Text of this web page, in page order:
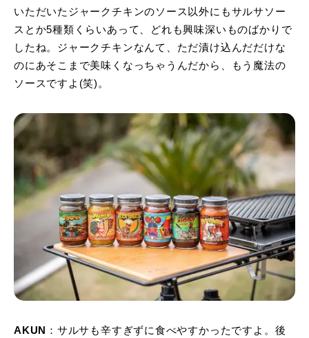
いただいたジャークチキンのソース以外にもサルサソー
スとか5種類くらいあって、どれも興味深いものばかりで
したね。ジャークチキンなんて、ただ漬け込んだだけな
のにあそこまで美味くなっちゃうんだから、もう魔法の
ソースですよ(笑)。
AKUN
：サルサも辛すぎずに食べやすかったですよ。後